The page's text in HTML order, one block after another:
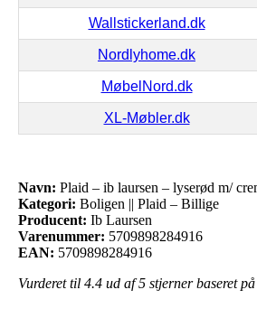
Wallstickerland.dk
Nordlyhome.dk
MøbelNord.dk
XL-Møbler.dk
Navn: Plaid – ib laursen – lyserød m/
Kategori: Boligen || Plaid – Billige
Producent: Ib Laursen
Varenummer: 5709898284916
EAN: 5709898284916
Vurderet til 4.4 ud af 5 stjerner baseret på